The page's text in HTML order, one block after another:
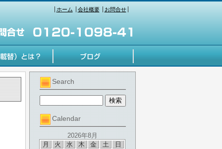
ホーム 会社概要 お問合せ
Search
Calendar
2026年8月
月
火 水 木 金 土 日